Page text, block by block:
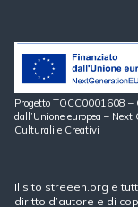
Progetto TOCC0001608
dall’Unione europea –
Culturali e Creativi
Il sito streeen.org e
diritto d’autore e di